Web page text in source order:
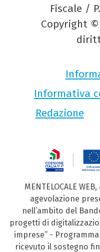
Fiscale /
Copyright ©
Informativa
Redazione
MENTELOCALE
agevolazione
nell’ambito del
progetti di
imprese” - Programma
ricevuto il sostegno